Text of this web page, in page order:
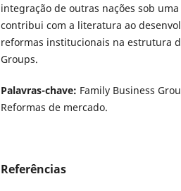
integração de outras nações sob
contribui com a literatura ao
reformas institucionais na estrutura
Groups.
Palavras-chave: Family Business
Reformas de mercado.
Referências